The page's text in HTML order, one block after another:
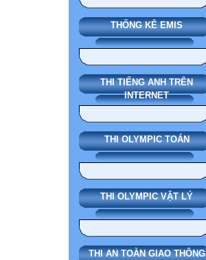
THỐNG KÊ EMIS
THI TIẾNG ANH TRÊN
INTERNET
THI OLYMPIC TOÁN
THI OLYMPIC VẬT LÝ
THI AN TOÀN GIAO THÔNG